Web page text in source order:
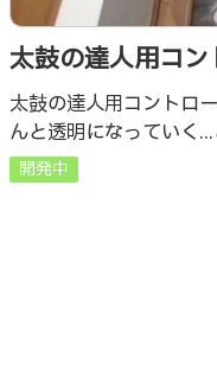
太鼓の達人用コ
の姿が透明にな
太鼓の達人用コントロ
んと透明になっていく
くと、透明になりかけ
す）
開発中